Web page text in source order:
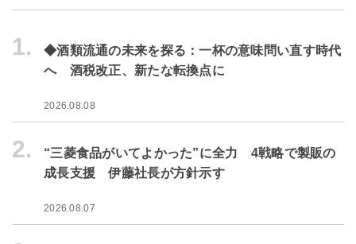
1.
◆酒類流通の未来を探る：一杯の意味問い直す時代
へ 酒税改正、新たな転換点に
2026.08.08
2.
“三菱食品がいてよかった”に全力 4戦略で製販の
成長支援 伊藤社長が方針示す
2026.08.07